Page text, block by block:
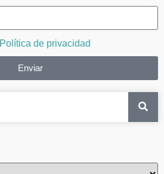
Política de privacidad
Enviar